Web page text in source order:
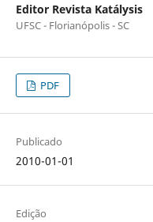
Editor Revista Katálysis
UFSC - Florianópolis - SC
PDF
Publicado
2010-01-01
Edição